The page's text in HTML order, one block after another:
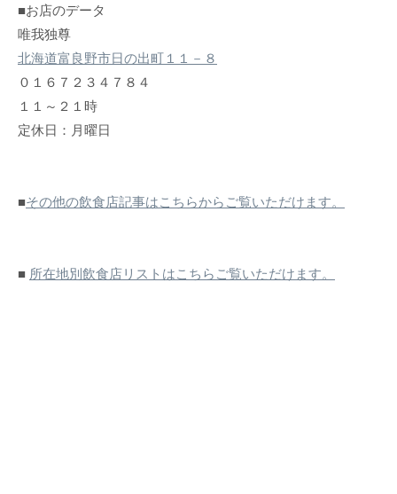
■お店のデータ
唯我独尊
北海道富良野市日の出町１１－８
０１６７２３４７８４
１１～２１時
定休日：月曜日
■その他の飲食店記事はこちらからご覧いただけます。
■ 所在地別飲食店リストはこちらご覧いただけます。